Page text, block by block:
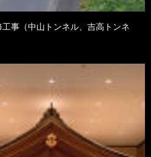
事（中山トンネル、吉高トンネ